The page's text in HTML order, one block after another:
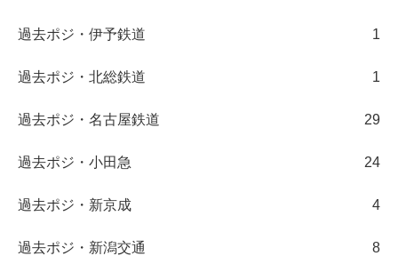
過去ポジ・伊予鉄道 1
過去ポジ・北総鉄道 1
過去ポジ・名古屋鉄道 29
過去ポジ・小田急 24
過去ポジ・新京成 4
過去ポジ・新潟交通 8